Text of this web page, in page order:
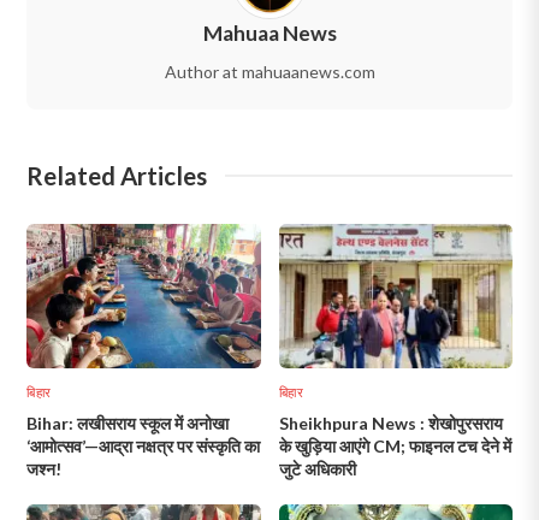
Mahuaa News
Author at mahuaanews.com
Related Articles
बिहार
Bihar: लखीसराय स्कूल में अनोखा
‘आमोत्सव’—आद्रा नक्षत्र पर संस्कृति का
जश्न!
बिहार
Sheikhpura News : शेखोपुरसराय
के खुड़िया आएंगे CM; फाइनल टच देने में
जुटे अधिकारी